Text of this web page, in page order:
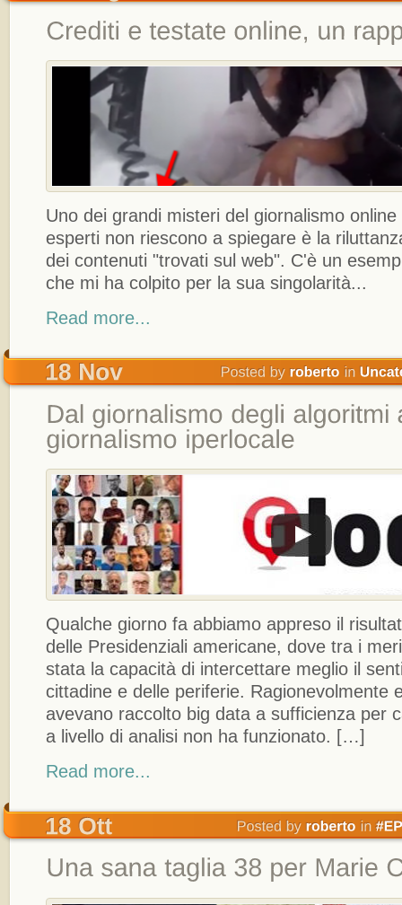
Uno dei grandi misteri del giornalismo
esperti non riescono a spiegare è la
dei contenuti "trovati sul web". C'è un
che mi ha colpito per la sua singolarità...
Read more...
Qualche giorno fa abbiamo appreso il
delle Presidenziali americane, dove tra i
stata la capacità di intercettare meglio il
cittadine e delle periferie. Ragionevolmente
avevano raccolto big data a sufficienza per
a livello di analisi non ha funzionato. […]
Read more...